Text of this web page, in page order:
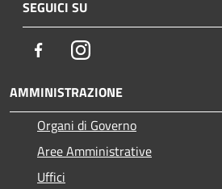
SEGUICI SU
FacebookInstagram
AMMINISTRAZIONE
Organi di Governo
Aree Amministrative
Uffici